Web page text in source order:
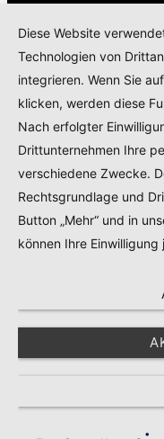
KONTAKT
PRODUKTTESTS –
© 2024
Diese Website
Technologien von
integrieren. Wenn Sie
klicken, werden diese
Nach erfolgter
Drittunternehmen Ihre
verschiedene Zwecke.
Rechtsgrundlage und
Button „Mehr“ und in
können Ihre